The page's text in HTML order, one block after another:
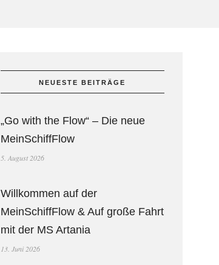
NEUESTE BEITRÄGE
„Go with the Flow“ – Die neue
MeinSchiffFlow
5. August 2026
Willkommen auf der
MeinSchiffFlow & Auf große Fahrt
mit der MS Artania
13. Juni 2026